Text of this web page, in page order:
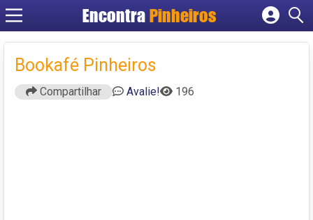
EncontraPinheiros
Cadastrar empresa
Criar conta
Bookafé Pinheiros
Compartilhar Avalie! 196